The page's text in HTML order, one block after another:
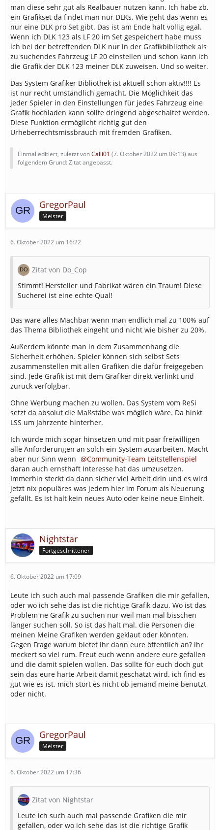
man diese sehr gut als Realbauer nutzen kann. Ich habe zb.
ein Grafikset da findet man nur DLKs. Wie geht das wenn es
nur eine DLK pro Set gibt. Das ist am Ende halt völlig egal.
Wenn ich DLK 123 als LF 20 im Set gespeichert habe muss
ich bei der betreffenden DLK nur in der Grafikbibliothek als
zu suchendes Fahrzeug LF 20 einstellen und schon kann ich
die Grafik der DLK 123 meiner DLK zuweisen. Und so weiter.
Das System Grafiker Bibliothek ist aktuell schon aktiv!!!! Es
ist nur recht umständlich gemacht. Die Möglichkeit das
jeder Spieler in den Einstellungen für jedes Fahrzeug eine
Grafik hochladen kann sollte dringend abgeschaltet werden.
Diese Funktion ermöglicht richtig gut den
Urheberrechtsmissbrauch mit fremden Grafiken.
Einmal editiert, zuletzt vonCalli01 (7. Oktober 2022 um 09:13) aus
folgendem Grund: Zitat angepasst.
GregorPaul
Meister
6. Oktober 2022 um 16:22
Zitat von Do_Cop
Stimmt! Hersteller und Fabrikat wären ein Traum! Diese
Sucherei ist eine echte Qual!
Das wäre alles Machbar wenn man endlich mal zu 100% auf
das Thema Bibliothek eingeht und nicht wie bisher zu 20%.
Außerdem könnte man in dem Zusammenhang die
Sicherheit erhöhen. Spieler können sich selbst Sets
zusammenstellen mit allen Grafiken die dafür freigegeben
sind. Jede Grafik ist mit dem Grafiker direkt verlinkt und
zurück verfolgbar.
Ohne Werbung machen zu wollen. Das System vom ReSi
setzt da absolut die Maßstäbe was möglich wäre. Da hinkt
LSS um Jahrzente hinterher.
Ich würde mich sogar hinsetzen und mit paar freiwilligen
alle Anforderungen an solch ein System ausarbeiten. Macht
aber nur Sinn wenn
Community-Team Leitstellenspiel
daran auch ernsthaft Interesse hat das umzusetzen.
Immerhin steckt da dann sicher viel Arbeit drin und es wird
jetzt nix populäres was jedem hier im Forum als Neuerung
gefällt. Es ist halt kein neues Auto oder keine neue Einheit.
Nightstar
Fortgeschrittener
6. Oktober 2022 um 17:09
Leute ich such auch mal passende Grafiken die mir gefallen,
oder wo ich sehe das ist die richtige Grafik dazu. Wo ist das
Problem ne Grafik zu suchen nur weil man mal bisschen
länger suchen soll. So ist das halt mal. die Personen die
meinen Meine Grafiken werden geklaut oder könnten.
Gegen Frage warum bietet ihr dann eure öffentlich an? ihr
meckert so viel rum. Freut euch wenn andere eure gefallen
und die damit spielen wollen. Das sollte für euch doch gut
sein das eure harte Arbeit damit geschätzt wird. ich find es
gut wie es ist. mich stört es nicht ob jemand meine benutzt
oder nicht.
GregorPaul
Meister
6. Oktober 2022 um 17:36
Zitat von Nightstar
Leute ich such auch mal passende Grafiken die mir
gefallen, oder wo ich sehe das ist die richtige Grafik